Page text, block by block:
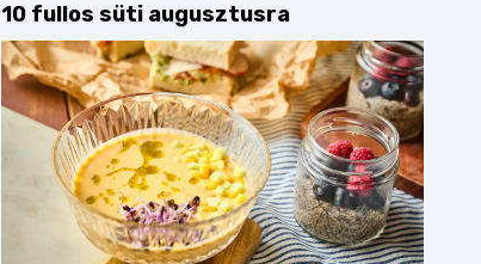
10 fullos süti augusztusra